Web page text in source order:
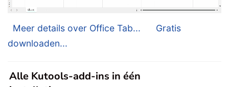
Meer details over Office Tab...
Gratis
downloaden...
Alle Kutools-add-ins in één